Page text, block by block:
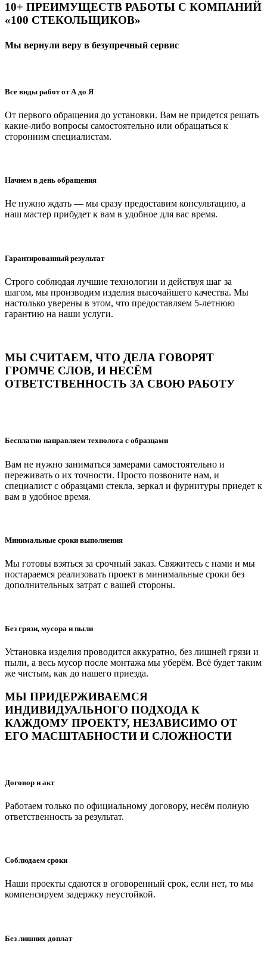
10+ ПРЕИМУЩЕСТВ РАБОТЫ С КОМПАНИЙ
«100 СТЕКОЛЬЩИКОВ»
Мы вернули веру в безупречный сервис
Все виды работ от А до Я
От первого обращения до установки. Вам не придется решать
какие-либо вопросы самостоятельно или обращаться к
сторонним специалистам.
Начнем в день обращения
Не нужно ждать — мы сразу предоставим консультацию, а
наш мастер прибудет к вам в удобное для вас время.
Гарантированный результат
Строго соблюдая лучшие технологии и действуя шаг за
шагом, мы производим изделия высочайшего качества. Мы
настолько уверены в этом, что предоставляем 5-летнюю
гарантию на наши услуги.
МЫ СЧИТАЕМ, ЧТО ДЕЛА ГОВОРЯТ
ГРОМЧЕ СЛОВ, И НЕСЁМ
ОТВЕТСТВЕННОСТЬ ЗА СВОЮ РАБОТУ
Бесплатно направляем технолога с образцами
Вам не нужно заниматься замерами самостоятельно и
переживать о их точности. Просто позвоните нам, и
специалист с образцами стекла, зеркал и фурнитуры приедет к
вам в удобное время.
Минимальные сроки выполнения
Мы готовы взяться за срочный заказ. Свяжитесь с нами и мы
постараемся реализовать проект в минимальные сроки без
дополнительных затрат с вашей стороны.
Без грязи, мусора и пыли
Установка изделия проводится аккуратно, без лишней грязи и
пыли, а весь мусор после монтажа мы уберём. Всё будет таким
же чистым, как до нашего приезда.
МЫ ПРИДЕРЖИВАЕМСЯ
ИНДИВИДУАЛЬНОГО ПОДХОДА К
КАЖДОМУ ПРОЕКТУ, НЕЗАВИСИМО ОТ
ЕГО МАСШТАБНОСТИ И СЛОЖНОСТИ
Договор и акт
Работаем только по официальному договору, несём полную
ответственность за результат.
Соблюдаем сроки
Наши проекты сдаются в оговоренный срок, если нет, то мы
компенсируем задержку неустойкой.
Без лишних доплат